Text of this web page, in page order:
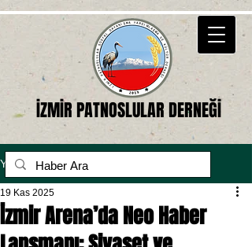
İZMİR PATNOSLULAR DERNEĞİ
Yazı
İzmir Arena’da Neo Haber
19 Kas 2025